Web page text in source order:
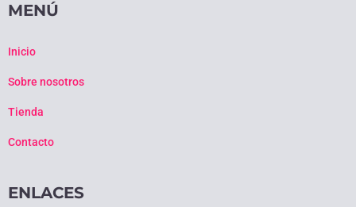
MENÚ
Inicio
Sobre nosotros
Tienda
Contacto
ENLACES